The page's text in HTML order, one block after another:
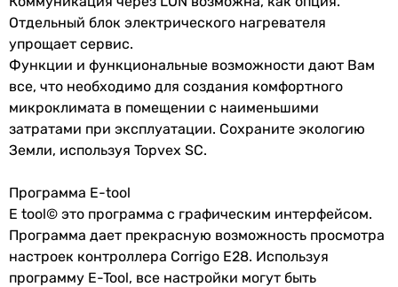
Отдельный блок электрического нагревателя
упрощает сервис.
Функции и функциональные возможности дают Вам
все, что необходимо для создания комфортного
микроклимата в помещении с наименьшими
затратами при эксплуатации. Сохраните экологию
Земли, используя Topvex SC.
Программа E-tool
E tool© это программа с графическим интерфейсом.
Программа дает прекрасную возможность просмотра
настроек контроллера Corrigo E28. Используя
программу E-Tool, все настройки могут быть